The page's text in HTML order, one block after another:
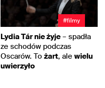
#filmy
Lydia Tár nie żyje – spadła
ze schodów podczas
Oscarów. To żart, ale wielu
uwierzyło